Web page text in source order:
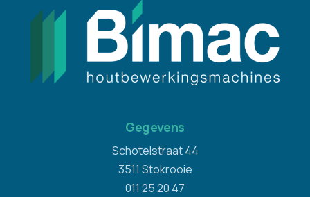
Gegevens
Schotelstraat 44
3511 Stokrooie
011 25 20 47